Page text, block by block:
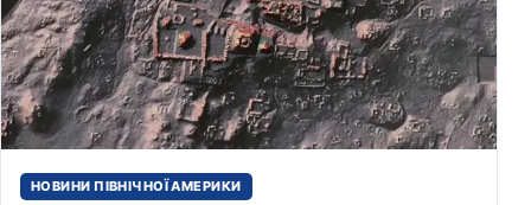
НОВИНИ ПІВНІЧНОЇ АМЕРИКИ